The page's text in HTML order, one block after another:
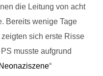
die Leitung von acht
Bereits wenige Tage
sich erste Risse
musste aufgrund
“